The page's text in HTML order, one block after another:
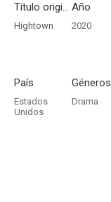
Título original
Hightown
Año
2020
País
Estados
Unidos
Géneros
Drama